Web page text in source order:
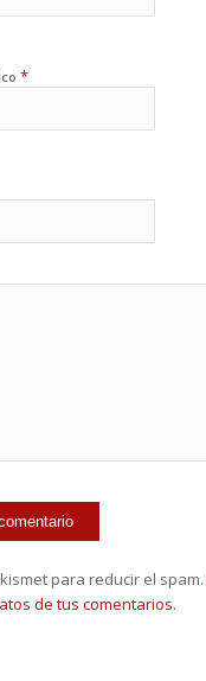
*
para reducir el spam.
de tus comentarios.